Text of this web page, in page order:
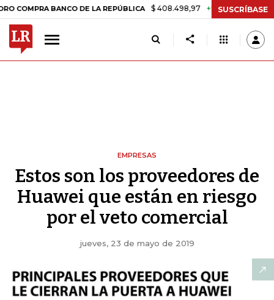
BANCO DE LA REPÚBLICA $ 408.498,97 +$ 8.753,81 +2,19%
SUSCRÍBASE
EMPRESAS
Estos son los proveedores de
Huawei que están en riesgo
por el veto comercial
jueves, 23 de mayo de 2019